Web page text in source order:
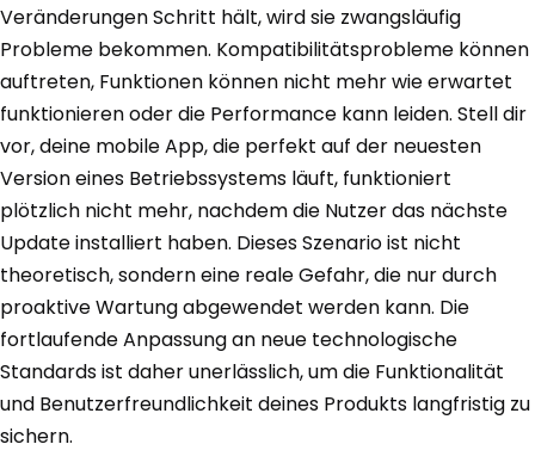
Veränderungen Schritt hält, wird sie zwangsläufig
Probleme bekommen. Kompatibilitätsprobleme können
auftreten, Funktionen können nicht mehr wie erwartet
funktionieren oder die Performance kann leiden. Stell dir
vor, deine mobile App, die perfekt auf der neuesten
Version eines Betriebssystems läuft, funktioniert
plötzlich nicht mehr, nachdem die Nutzer das nächste
Update installiert haben. Dieses Szenario ist nicht
theoretisch, sondern eine reale Gefahr, die nur durch
proaktive Wartung abgewendet werden kann. Die
fortlaufende Anpassung an neue technologische
Standards ist daher unerlässlich, um die Funktionalität
und Benutzerfreundlichkeit deines Produkts langfristig zu
sichern.